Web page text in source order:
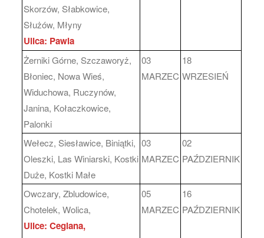
Skorzów, Słabkowice,
Służów, Młyny
Ulica: Pawia
Żerniki Górne, Szczaworyż,
Błoniec, Nowa Wieś,
Widuchowa, Ruczynów,
Janina, Kołaczkowice,
Palonki
03
MARZEC
18
WRZESIEŃ
Wełecz, Siesławice, Biniątki,
Oleszki, Las Winiarski, Kostki
Duże, Kostki Małe
03
MARZEC
02
PAŹDZIERNIK
Owczary, Zbludowice,
Chotelek, Wolica,
Ulice: Ceglana,
05
MARZEC
16
PAŹDZIERNIK